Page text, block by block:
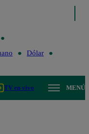
Dólar
TV en vivo MENÚ